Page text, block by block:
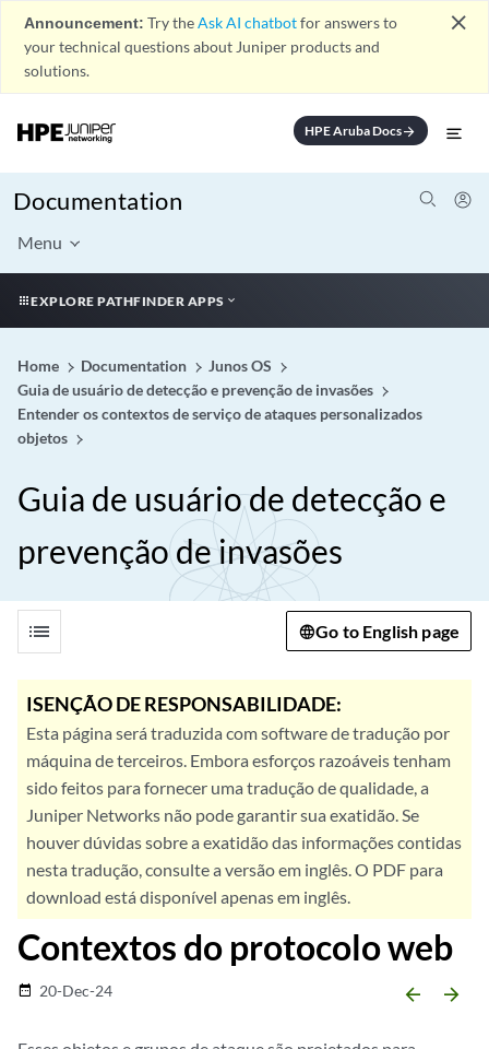
Announcement: Try theAsk AI chatbotfor answers to
your technical questions about Juniper products and
solutions.
close
HPE Aruba Docsarrow_forward
Documentation
Menu
EXPLORE PATHFINDER APPS
Home Documentation
Junos OS
Guia de usuário de detecção e prevenção de invasões
Entender os contextos de serviço de ataques personalizados
objetos
Guia de usuário de detecção e
prevenção de invasões
list Go to English page
ISENÇÃO DE RESPONSABILIDADE:
Esta página será traduzida com software de tradução por
máquina de terceiros. Embora esforços razoáveis tenham
sido feitos para fornecer uma tradução de qualidade, a
Juniper Networks não pode garantir sua exatidão. Se
houver dúvidas sobre a exatidão das informações contidas
nesta tradução, consulte a versão em inglês. O PDF para
download está disponível apenas em inglês.
Contextos do protocolo web
date_range 20-Dec-24 arrow_backward arrow_forward